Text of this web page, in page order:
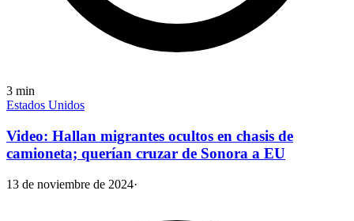
3 min
Estados Unidos
Video: Hallan migrantes ocultos en chasis de
camioneta; querían cruzar de Sonora a EU
13 de noviembre de 2024·